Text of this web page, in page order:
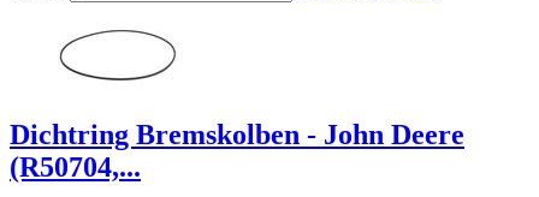
Dichtring Bremskolben - John Deere
(R50704,...